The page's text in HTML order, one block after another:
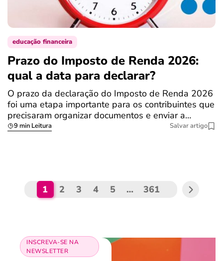
educação financeira
Prazo do Imposto de Renda 2026:
qual a data para declarar?
O prazo da declaração do Imposto de Renda 2026
foi uma etapa importante para os contribuintes que
precisaram organizar documentos e enviar a…
9 min Leitura Salvar artigo
1 2 3 4 5 … 361
INSCREVA-SE NA
NEWSLETTER